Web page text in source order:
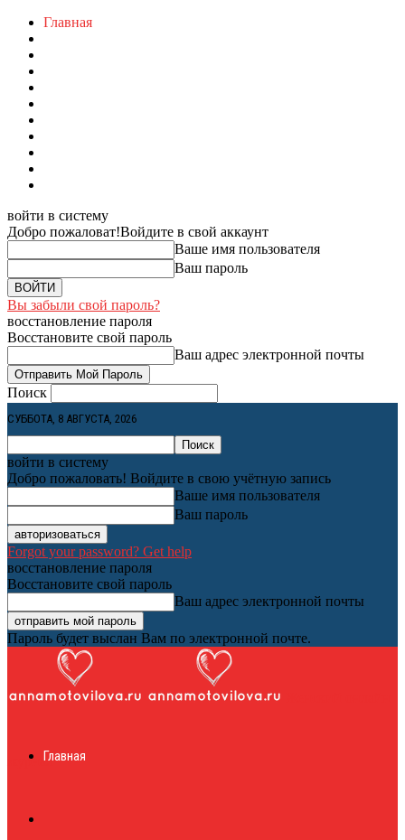
Главная
войти в систему
Добро пожаловат!Войдите в свой аккаунт
Ваше имя пользователя
Ваш пароль
Вы забыли свой пароль?
восстановление пароля
Восстановите свой пароль
Ваш адрес электронной почты
Поиск
СУББОТА, 8 АВГУСТА, 2026
войти в систему
Добро пожаловать! Войдите в свою учётную запись
Ваше имя пользователя
Ваш пароль
Forgot your password? Get help
восстановление пароля
Восстановите свой пароль
Ваш адрес электронной почты
Пароль будет выслан Вам по электронной почте.
журналГлавная